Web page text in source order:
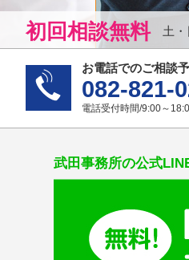
初回相談無料 土
お電話でのご相談
082-821-
電話受付時間/9:00～
武田事務所の公式